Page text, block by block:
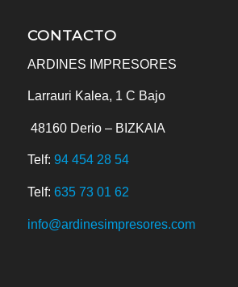
CONTACTO
ARDINES IMPRESORES
Larrauri Kalea, 1 C Bajo
48160 Derio – BIZKAIA
Telf: 94 454 28 54
Telf: 635 73 01 62
info@ardinesimpresores.com